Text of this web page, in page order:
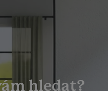
hledat?